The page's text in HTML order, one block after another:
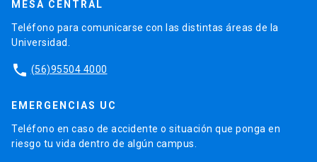
MESA CENTRAL
Teléfono para comunicarse con las distintas áreas de la
Universidad.
phone (56)95504 4000
EMERGENCIAS UC
Teléfono en caso de accidente o situación que ponga en
riesgo tu vida dentro de algún campus.